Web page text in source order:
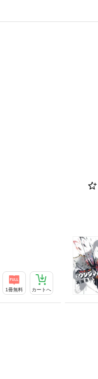
1冊無料 カートへ
？